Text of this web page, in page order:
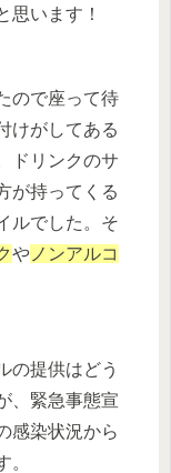
思います！
ので座って待
けがしてある
ドリンクのサ
が持ってくる
ルでした。そ
や ノンアルコ
の提供はどう
、緊急事態宣
感染状況から
。